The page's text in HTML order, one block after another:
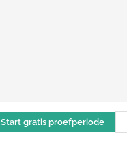
Start gratis proefperiode